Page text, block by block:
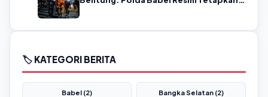
🏷️ KATEGORI BERITA
Babel (2) Bangka Selatan (2)